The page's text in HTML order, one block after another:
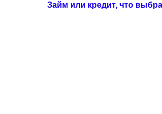
Займ или кредит, что